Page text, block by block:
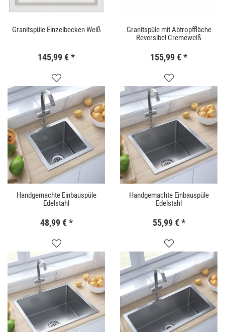
Granitspüle Einzelbecken Weiß
145,99 €*
Granitspüle mit Abtropffläche
Reversibel Cremeweiß
155,99 €*
Handgemachte Einbauspüle
Edelstahl
48,99 € *
Handgemachte Einbauspüle
Edelstahl
55,99 € *